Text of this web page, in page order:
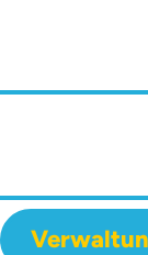
Branche